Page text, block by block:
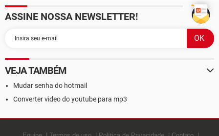
ASSINE NOSSA NEWSLETTER!
VEJA TAMBÉM
Mudar senha do hotmail
Converter video do youtube para mp3